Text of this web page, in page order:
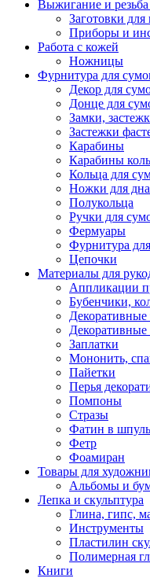
Выжигание и резьба
Заготовки
Приборы и
Работа с кожей
Ножницы
Фурнитура для
Декор для
Донце для
Замки,
Застежки
Карабины
Карабины
Кольца для
Ножки для
Полукольца
Ручки для
Фермуары
Фурнитура
Цепочки
Материалы для
Аппликации
Бубенчики,
Заплатки
Мононить,
Пайетки
Перья
Помпоны
Стразы
Фатин в
Фетр
Фоамиран
Товары для
Альбомы и
Лепка и скульптура
Глина, гипс,
Инструменты
Пластилин
Полимерная
Книги